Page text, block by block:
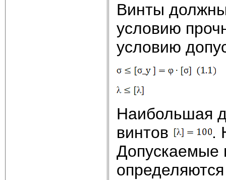
Винты
условию
условию
Наибольшая
винтов
.
Допускаемые